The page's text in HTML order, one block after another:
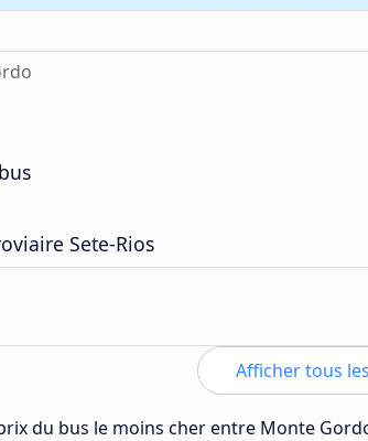
Sete-Rios
Afficher tous
du bus le moins cher entre Monte